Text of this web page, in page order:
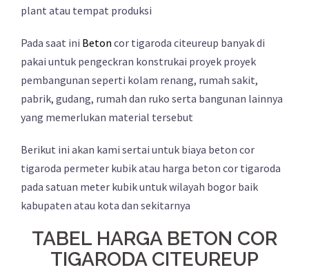
plant atau tempat produksi
Pada saat ini Beton cor tigaroda citeureup banyak di
pakai untuk pengeckran konstrukai proyek proyek
pembangunan seperti kolam renang, rumah sakit,
pabrik, gudang, rumah dan ruko serta bangunan lainnya
yang memerlukan material tersebut
Berikut ini akan kami sertai untuk biaya beton cor
tigaroda permeter kubik atau harga beton cor tigaroda
pada satuan meter kubik untuk wilayah bogor baik
kabupaten atau kota dan sekitarnya
TABEL HARGA BETON COR
TIGARODA CITEUREUP